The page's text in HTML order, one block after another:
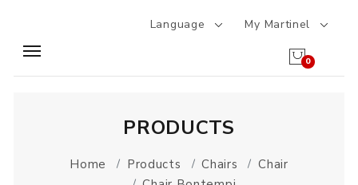
Language My Martinel
0
PRODUCTS
Home Products Chairs
Chair